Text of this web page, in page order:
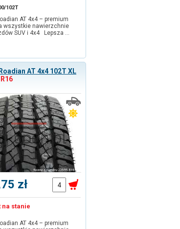
102T
AT 4x4 – premium
wszystkie nawierzchnie
SUV i 4x4 Lepsza …
AT 4x4 102T XL
zł
na stanie
AT 4x4 – premium